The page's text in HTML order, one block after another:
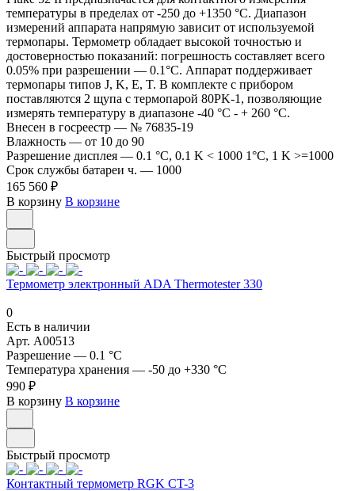
температуры в пределах от -250 до +1350 °С. Диапазон
измерений аппарата напрямую зависит от используемой
термопары. Термометр обладает высокой точностью и
достоверностью показаний: погрешность составляет всего
0.05% при разрешении — 0.1°С. Аппарат поддерживает
термопары типов J, K, E, T. В комплекте с прибором
поставляются 2 щупа с термопарой 80PK-1, позволяющие
измерять температуру в диапазоне -40 °C - + 260 °C.
Внесен в госреестр — № 76835-19
Влажность — от 10 до 90
Разрешение дисплея — 0.1 °C, 0.1 K < 1000 1°C, 1 K >=1000
Срок службы батареи ч. — 1000
165 560 ₽
В корзину В корзине
Быстрый просмотр
Термометр электронный ADA Thermotester 330
0
Есть в наличии
Арт. A00513
Разрешение — 0.1 °С
Температура хранения — -50 до +330 °С
990 ₽
В корзину В корзине
Быстрый просмотр
Контактный термометр RGK CT-3